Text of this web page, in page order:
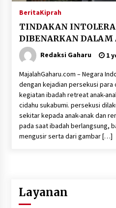
BeritaKiprah
TINDAKAN
DIBENARKAN DALAM
Redaksi Gaharu 1
MajalahGaharu.com – Negara
dengan kejadian persekusi para
kegiatan ibadah retreat anak-
cidahu sukabumi. persekusi
sekitar kepada anak-anak dan
pada saat ibadah berlangsung,
mengusir serta dari gambar […]
Layanan